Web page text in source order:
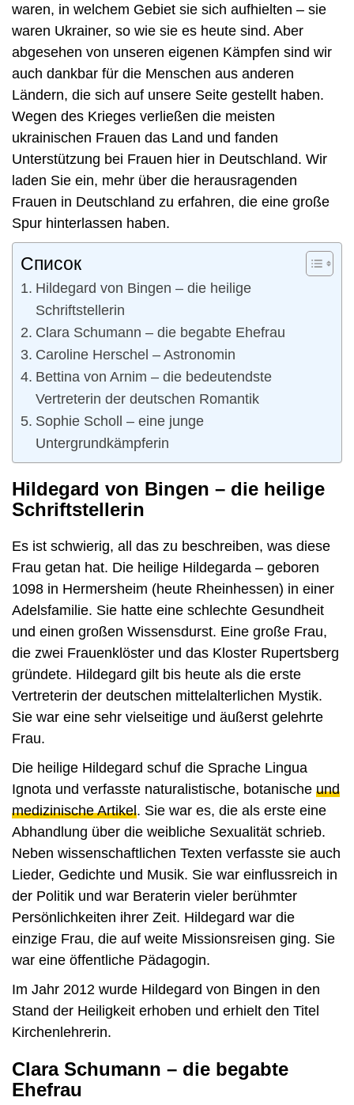
waren, in welchem Gebiet sie sich aufhielten – sie
waren Ukrainer, so wie sie es heute sind. Aber
abgesehen von unseren eigenen Kämpfen sind wir
auch dankbar für die Menschen aus anderen
Ländern, die sich auf unsere Seite gestellt haben.
Wegen des Krieges verließen die meisten
ukrainischen Frauen das Land und fanden
Unterstützung bei Frauen hier in Deutschland. Wir
laden Sie ein, mehr über die herausragenden
Frauen in Deutschland zu erfahren, die eine große
Spur hinterlassen haben.
Список
Hildegard von Bingen – die heilige
Schriftstellerin
Clara Schumann – die begabte Ehefrau
Caroline Herschel – Astronomin
Bettina von Arnim – die bedeutendste
Vertreterin der deutschen Romantik
Sophie Scholl – eine junge
Untergrundkämpferin
Hildegard von Bingen – die heilige
Schriftstellerin
Es ist schwierig, all das zu beschreiben, was diese
Frau getan hat. Die heilige Hildegarda – geboren
1098 in Hermersheim (heute Rheinhessen) in einer
Adelsfamilie. Sie hatte eine schlechte Gesundheit
und einen großen Wissensdurst. Eine große Frau,
die zwei Frauenklöster und das Kloster Rupertsberg
gründete. Hildegard gilt bis heute als die erste
Vertreterin der deutschen mittelalterlichen Mystik.
Sie war eine sehr vielseitige und äußerst gelehrte
Frau.
Die heilige Hildegard schuf die Sprache Lingua
Ignota und verfasste naturalistische, botanische und
medizinische Artikel. Sie war es, die als erste eine
Abhandlung über die weibliche Sexualität schrieb.
Neben wissenschaftlichen Texten verfasste sie auch
Lieder, Gedichte und Musik. Sie war einflussreich in
der Politik und war Beraterin vieler berühmter
Persönlichkeiten ihrer Zeit. Hildegard war die
einzige Frau, die auf weite Missionsreisen ging. Sie
war eine öffentliche Pädagogin.
Im Jahr 2012 wurde Hildegard von Bingen in den
Stand der Heiligkeit erhoben und erhielt den Titel
Kirchenlehrerin.
Clara Schumann – die begabte
Ehefrau